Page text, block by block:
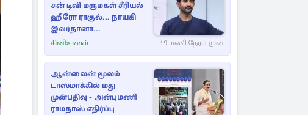
சன் டிவி மருமகள் சீரியல்
ஹீரோ ராகுல்... நாயகி
இவர்தானா...
சினிஉலகம் 19 மணி நேரம் முன்
ஆன்லைன் மூலம்
டாஸ்மாக்கில் மது
முன்பதிவு - அன்புமணி
ராமதாஸ் எதிர்ப்பு